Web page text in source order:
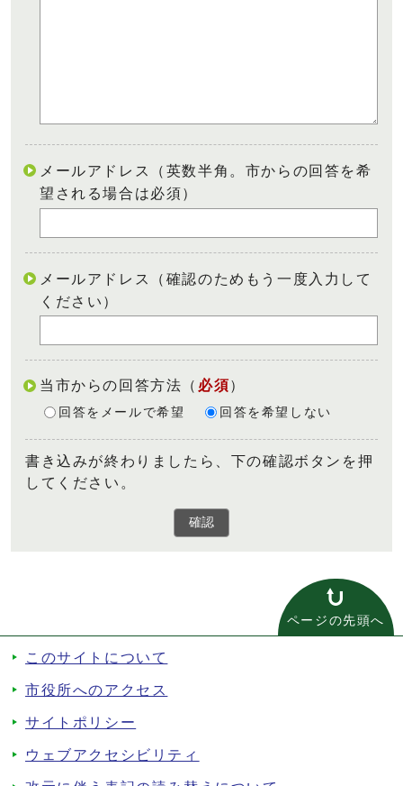
メールアドレス（英数半角。市からの回答を希
望される場合は必須）
メールアドレス（確認のためもう一度入力して
ください）
当市からの回答方法 （ 必須）
回答をメールで希望 回答を希望しない
書き込みが終わりましたら、下の確認ボタンを押
してください。
確認
ページの先頭へ
このサイトについて
市役所へのアクセス
サイトポリシー
ウェブアクセシビリティ